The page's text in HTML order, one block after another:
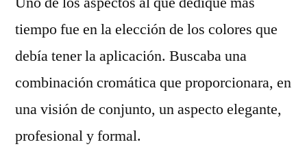
tiempo fue en la elección de los colores que
debía tener la aplicación. Buscaba una
combinación cromática que proporcionara, en
una visión de conjunto, un aspecto elegante,
profesional y formal.